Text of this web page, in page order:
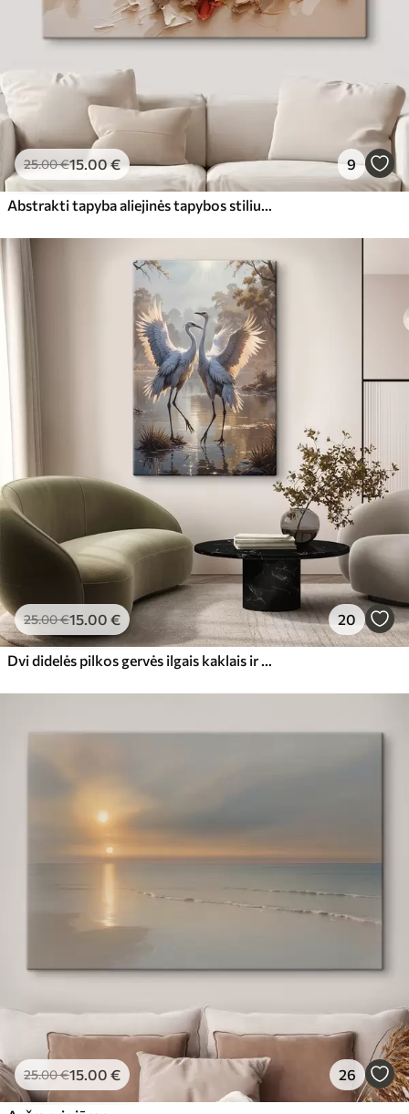
25.00€15.00€ 9
Abstrakti tapyba aliejinės tapybos stiliumi
25.00€15.00 € 20
Dvi didelės pilkos gervės ilgais kaklais ir išskleistais sparnais stovi ūkanotame ežere, apsuptame medžių
25.00€15.00 € 26